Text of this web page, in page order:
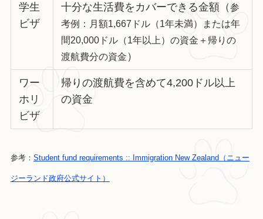
学生
ビザ
十分な生活費をカバーできる金額（参
考例：月額1,667ドル（1年未満）または年
間20,000ドル（1年以上）の資金＋帰りの
渡航費分の資金 ）
ワー
ホリ
ビザ
帰りの渡航費を含めて4,200ドル以上
の資金
参考： Student fund requirements :: Immigration New Zealand（ニュー
ジーランド政府公式サイト）